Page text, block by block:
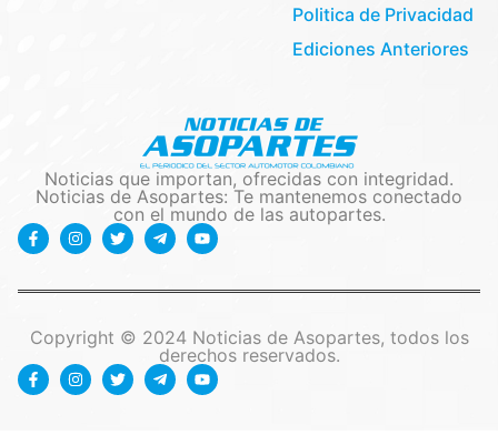
Politica de Privacidad
Ediciones Anteriores
Noticias que importan, ofrecidas con integridad.
Noticias de Asopartes: Te mantenemos conectado
con el mundo de las autopartes.
Copyright © 2024 Noticias de Asopartes, todos los
derechos reservados.